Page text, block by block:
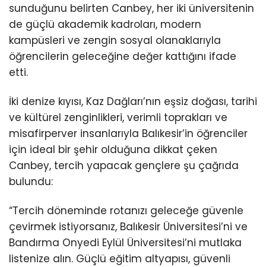
sunduğunu belirten Canbey, her iki üniversitenin
de güçlü akademik kadroları, modern
kampüsleri ve zengin sosyal olanaklarıyla
öğrencilerin geleceğine değer kattığını ifade
etti.
İki denize kıyısı, Kaz Dağları’nın eşsiz doğası, tarihi
ve kültürel zenginlikleri, verimli toprakları ve
misafirperver insanlarıyla Balıkesir’in öğrenciler
için ideal bir şehir olduğuna dikkat çeken
Canbey, tercih yapacak gençlere şu çağrıda
bulundu:
“Tercih döneminde rotanızı geleceğe güvenle
çevirmek istiyorsanız, Balıkesir Üniversitesi’ni ve
Bandırma Onyedi Eylül Üniversitesi’ni mutlaka
listenize alın. Güçlü eğitim altyapısı, güvenli